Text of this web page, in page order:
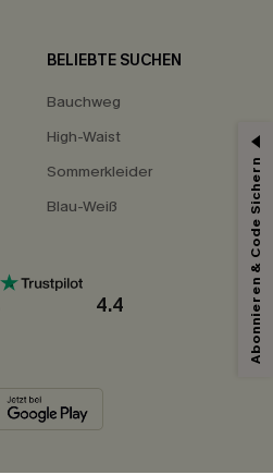
BELIEBTE SUCHEN
Bauchweg
High-Waist
Sommerkleider
Blau-Weiß
4.4 Abonnieren & Code Sichern